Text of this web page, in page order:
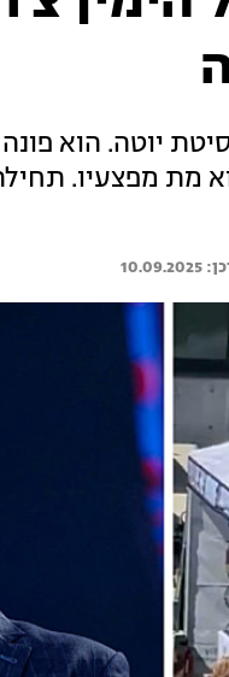
יוטה. הוא
מת מפצעיו.
10.09.2025